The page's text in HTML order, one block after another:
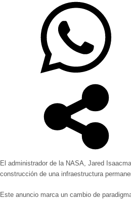
El administrador de la NASA, Jared
construcción de una infraestructura
Este anuncio marca un cambio de